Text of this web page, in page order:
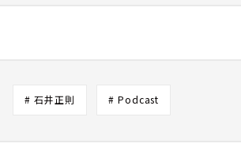
# 石井正則 # Podcast